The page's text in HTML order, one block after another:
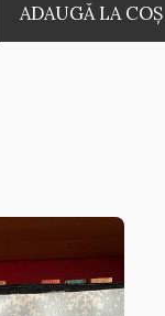
ADAUGĂ LA COŞ